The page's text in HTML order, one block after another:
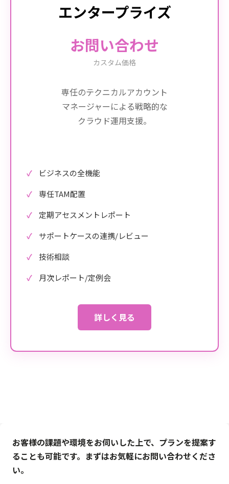
エンタープライズ
お問い合わせ
カスタム価格
専任のテクニカルアカウント
マネージャーによる戦略的な
クラウド運用支援。
ビジネスの全機能
専任TAM配置
定期アセスメントレポート
サポートケースの連携/レビュー
技術相談
月次レポート/定例会
詳しく見る
お客様の課題や環境をお伺いした上で、プランを提案す
ることも可能です。まずはお気軽にお問い合わせくださ
い。